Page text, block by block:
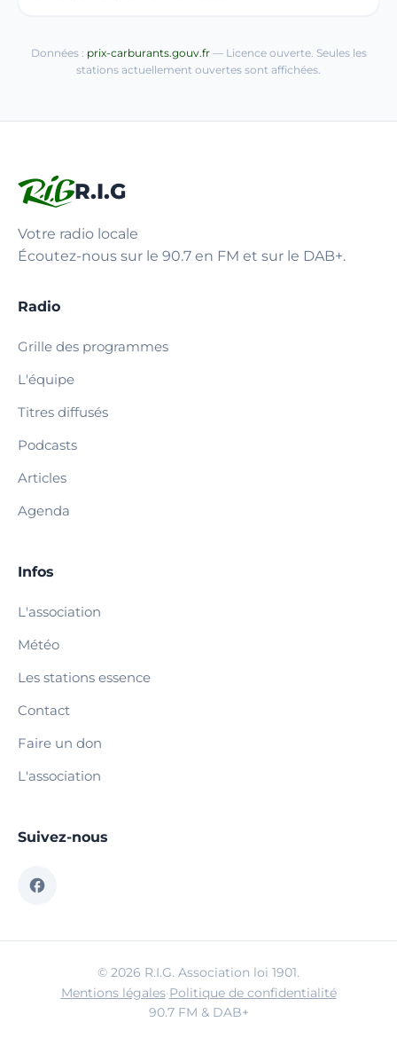
Données : prix-carburants.gouv.fr— Licence ouverte. Seules les
stations actuellement ouvertes sont affichées.
R.I.G
Votre radio locale
Écoutez-nous sur le 90.7 en FM et sur le DAB+.
Radio
Grille des programmes
L'équipe
Titres diffusés
Podcasts
Articles
Agenda
Infos
L'association
Météo
Les stations essence
Contact
Faire un don
L'association
Suivez-nous
© 2026 R.I.G. Association loi 1901.
Mentions légales·Politique de confidentialité
90.7 FM & DAB+